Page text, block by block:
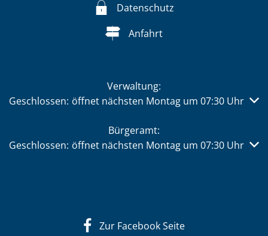
Datenschutz
Anfahrt
Verwaltung:
Klicken, um weitere Öffnungs- oder Schließzeiten
Geschlossen: öffnet nächsten Montag um 07:30 Uhr
Bürgeramt:
Klicken, um weitere Öffnungs- oder Schließzeiten
Geschlossen: öffnet nächsten Montag um 07:30 Uhr
Zur Facebook Seite